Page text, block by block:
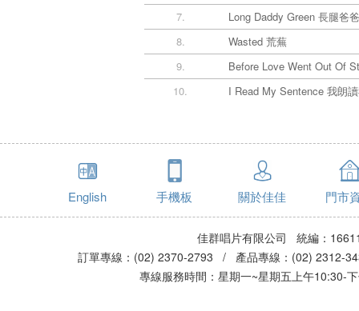
7.
Long Daddy Green 長腿爸
8.
Wasted 荒蕪
9.
Before Love Went Out Of
10.
I Read My Sentence 我朗
English 手機板 關於佳佳 門市
佳群唱片有限公司 統編：
訂單專線：(02) 2370-2793 / 產品專線：(02)
專線服務時間：星期一~星期五上午10:30-